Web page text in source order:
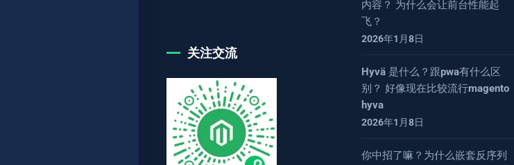
关注交流
内容？ 为什么会让前台性能起
飞？
2026年1月8日
Hyvä 是什么？跟pwa有什么区
别？ 好像现在比较流行magento
hyva
2026年1月8日
你中招了嘛？为什么嵌套反序列